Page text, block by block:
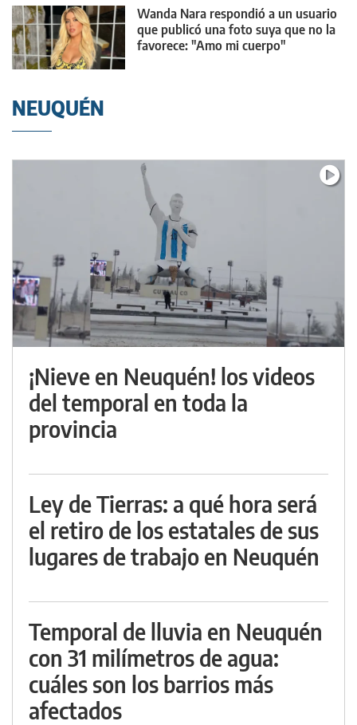
Wanda Nara respondió a un usuario
que publicó una foto suya que no la
favorece: "Amo mi cuerpo"
NEUQUÉN
¡Nieve en Neuquén! los videos
del temporal en toda la
provincia
Ley de Tierras: a qué hora será
el retiro de los estatales de sus
lugares de trabajo en Neuquén
Temporal de lluvia en Neuquén
con 31 milímetros de agua:
cuáles son los barrios más
afectados